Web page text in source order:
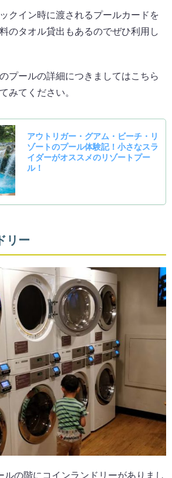
クイン時に渡されるプールカードを
のタオル貸出もあるのでぜひ利用し
プールの詳細につきましてはこちら
みてください。
リー
ルの階にコインランドリーがありまし